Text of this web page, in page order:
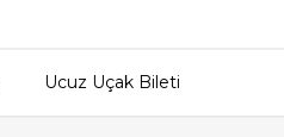
Ucuz Uçak Bileti